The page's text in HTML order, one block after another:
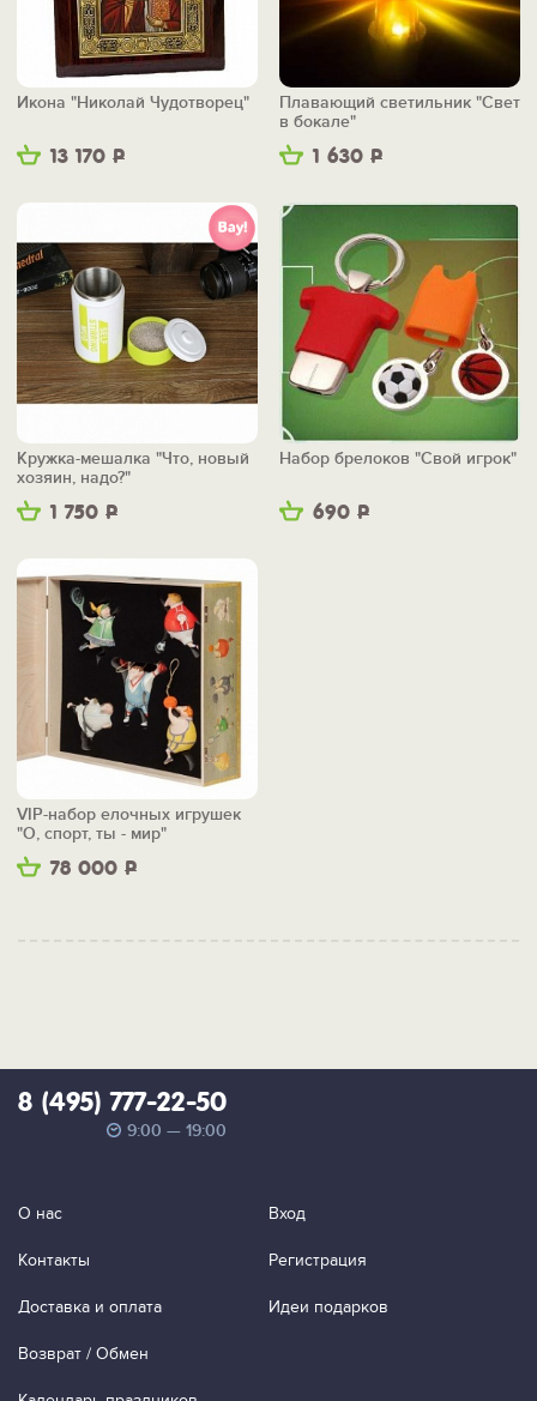
13 170 Р
Икона "Николай Чудотворец"
1 630 Р
Плавающий светильник "Свет
в бокале"
1 750 Р
Кружка-мешалка "Что, новый
хозяин, надо?"
690 Р
Набор брелоков "Свой игрок"
78 000 Р
VIP-набор елочных игрушек
"О, спорт, ты - мир"
8 (495) 777-22-50
9:00 — 19:00
О нас
Контакты
Доставка и оплата
Возврат / Обмен
Вход
Регистрация
Идеи подарков